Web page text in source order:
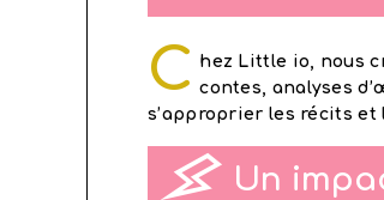
C hez Little io, nous
contes, analyses
s’approprier les récits
Un